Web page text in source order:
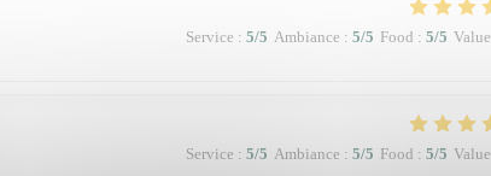
Service : 5/5 Ambiance : 5/5 Food : 5/5 Value
Service : 5/5 Ambiance : 5/5 Food : 5/5 Value